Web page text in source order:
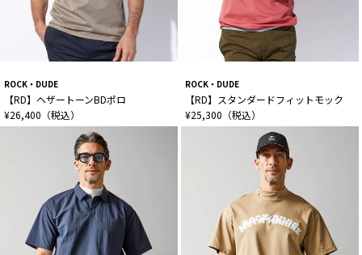
ROCK・DUDE
【RD】ヘザートーンBDポロ
¥26,400（税込）
ROCK・DUDE
【RD】スタンダードフィットモック
¥25,300（税込）